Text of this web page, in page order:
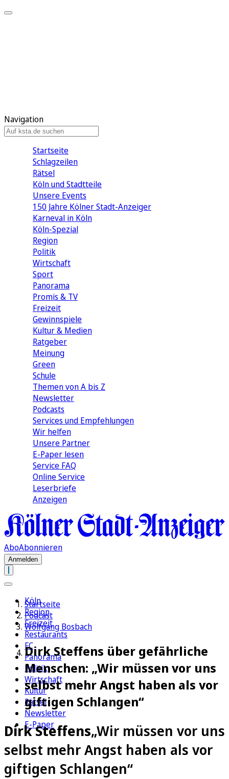
Navigation
Startseite
Schlagzeilen
Rätsel
Köln und Stadtteile
Unsere Events
150 Jahre Kölner Stadt-Anzeiger
Karneval in Köln
Köln-Spezial
Region
Politik
Wirtschaft
Sport
Panorama
Promis & TV
Freizeit
Gewinnspiele
Kultur & Medien
Ratgeber
Meinung
Green
Schule
Themen von A bis Z
Newsletter
Podcasts
Services und Empfehlungen
Wir helfen
Unsere Partner
E-Paper lesen
Service FAQ
Online Service
Leserbriefe
Anzeigen
AboAbonnieren
Anmelden
Köln
Region
Freizeit
Restaurants
FC
Panorama
Politik
Wirtschaft
Kultur
Rätsel
Newsletter
E-Paper
Startseite
Podcast
Wolfgang Bosbach
Dirk Steffens über gefährliche
Menschen: „Wir müssen vor uns
selbst mehr Angst haben als vor
giftigen Schlangen“
Dirk Steffens„Wir müssen vor uns
selbst mehr Angst haben als vor
giftigen Schlangen“